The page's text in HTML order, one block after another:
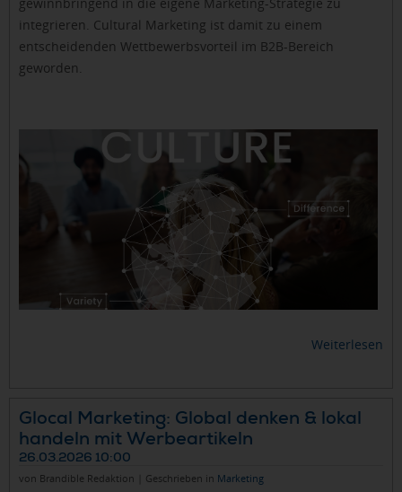
integrieren. Cultural Marketing ist damit zu einem
entscheidenden Wettbewerbsvorteil im B2B-Bereich
geworden.
Weiterlesen
Glocal Marketing: Global denken & lokal
handeln mit Werbeartikeln
26.03.2026 10:00
von Brandible Redaktion | Geschrieben in Marketing